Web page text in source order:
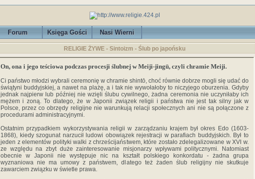
Forum Księga Gości Nasi Wierni
RELIGIE ŻYWE - Sintoizm - Ślub po japońsku
On, ona i jego teściowa podczas procesji ślubnej w Meiji-jingū, czyli chramie Meiji.
Ci państwo młodzi wybrali ceremonię w chramie shintō, choć równie dobrze mogli się udać do
świątyni buddyjskiej, a nawet na plażę, a i tak nie wywołałoby to niczyjego oburzenia. Gdyby
jednak najpierw lub później nie wzięli ślubu cywilnego, żadna ceremonia nie uczyniłaby ich
mężem i zoną. To dlatego, że w Japonii związek religii i państwa nie jest tak silny jak w
Polsce, przez co obrzędy religijne nie warunkują relacji społecznych ani nie są połączone z
procedurami administracyjnymi.
Ostatnim przypadkiem wykorzystywania religii w zarządzaniu krajem był okres Edo (1603-
1868), kiedy szogunat narzucił ludowi obowiązek rejestracji w parafiach buddyjskich. Był to
jeden z elementów polityki walki z chrześcijaństwem, które zostało zdelegalizowane w XVI w.
ze względu na zbyt duże zainteresowanie misjonarzy wpływami politycznymi. Natomiast
obecnie w Japonii nie występuje nic na kształt polskiego konkordatu - żadna grupa
wyznaniowa nie ma umowy z państwem, dlatego też żaden ślub religijny nie skutkuje
zawarciem związku w świetle prawa.